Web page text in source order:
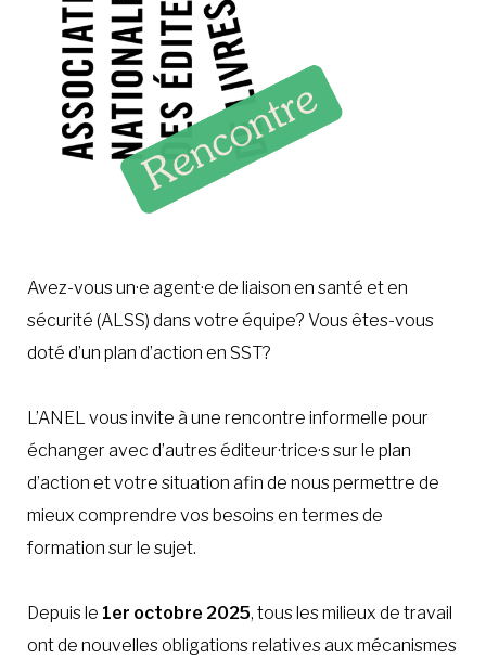
Avez-vous un·e agent·e de liaison en santé et en
sécurité (ALSS) dans votre équipe? Vous êtes-vous
doté d’un plan d’action en SST?
L’ANEL vous invite à une rencontre informelle pour
échanger avec d’autres éditeur·trice·s sur le plan
d’action et votre situation afin de nous permettre de
mieux comprendre vos besoins en termes de
formation sur le sujet.
Depuis le 1er octobre 2025, tous les milieux de travail
ont de nouvelles obligations relatives aux mécanismes